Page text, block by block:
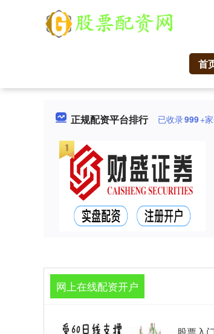
首
正规配资平台排行 已收录999+
网上在线配资开户